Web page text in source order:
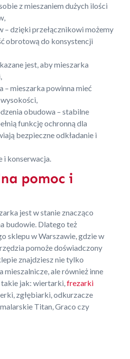
z mieszaniem dużych ilości
– dzięki przełącznikowi możemy
obrotową do konsystencji
jest, aby mieszarka
– mieszarka powinna mieć
obudowa – stabilne
funkcję ochronną dla
bezpieczne odkładanie i
i konserwacja.
pomoc i
jest w stanie znacząco
budowie. Dlatego też
sklepu w Warszawie, gdzie w
pomoże doświadczony
znajdziesz nie tylko
mieszalnicze, ale również inne
jak: wiertarki,frezarki
zgłębiarki, odkurzacze
Titan, Graco czy